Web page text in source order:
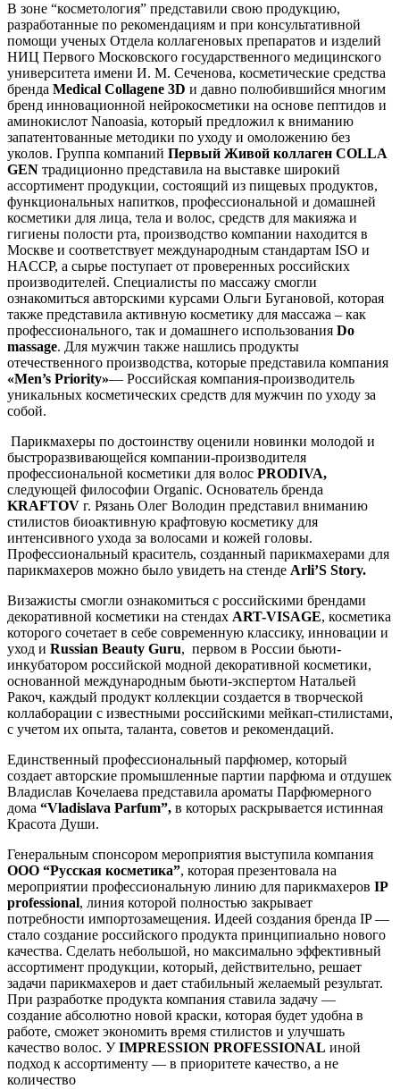
В зоне “косметология” представили свою продукцию,
разработанные по рекомендациям и при консультативной
помощи ученых Отдела коллагеновых препаратов и изделий
НИЦ Первого Московского государственного медицинского
университета имени И. М. Сеченова, косметические средства
бренда Medical Collagene 3D и давно полюбившийся многим
бренд инновационной нейрокосметики на основе пептидов и
аминокислот Nanoasia, который предложил к вниманию
запатентованные методики по уходу и омоложению без
уколов. Группа компаний Первый Живой коллаген COLLA
GEN традиционно представила на выставке широкий
ассортимент продукции, состоящий из пищевых продуктов,
функциональных напитков, профессиональной и домашней
косметики для лица, тела и волос, средств для макияжа и
гигиены полости рта, производство компании находится в
Москве и соответствует международным стандартам ISO и
HACCP, а сырье поступает от проверенных российских
производителей. Специалисты по массажу смогли
ознакомиться авторскими курсами Ольги Бугановой, которая
также представила активную косметику для массажа – как
профессионального, так и домашнего использования Do
massage. Для мужчин также нашлись продукты
отечественного производства, которые представила компания
«Men’s Priority»— Российская компания-производитель
уникальных косметических средств для мужчин по уходу за
собой.
Парикмахеры по достоинству оценили новинки молодой и
быстроразвивающейся компании-производителя
профессиональной косметики для волос PRODIVA,
следующей философии Organic. Основатель бренда
KRAFTOV г. Рязань Олег Володин представил вниманию
стилистов биоактивную крафтовую косметику для
интенсивного ухода за волосами и кожей головы.
Профессиональный краситель, созданный парикмахерами для
парикмахеров можно было увидеть на стенде Arli’S Story.
Визажисты смогли ознакомиться с российскими брендами
декоративной косметики на стендах ART-VISAGE, косметика
которого сочетает в себе современную классику, инновации и
уход и Russian Beauty Guru, первом в России бьюти-
инкубатором российской модной декоративной косметики,
основанной международным бьюти-экспертом Натальей
Ракоч, каждый продукт коллекции создается в творческой
коллаборации с известными российскими мейкап-стилистами,
с учетом их опыта, таланта, советов и рекомендаций.
Единственный профессиональный парфюмер, который
создает авторские промышленные партии парфюма и отдушек
Владислав Кочелаева представила ароматы Парфюмерного
дома “Vladislava Parfum”, в которых раскрывается истинная
Красота Души.
Генеральным спонсором мероприятия выступила компания
ООО “Русская косметика”, которая презентовала на
мероприятии профессиональную линию для парикмахеров IP
professional, линия которой полностью закрывает
потребности импортозамещения. Идеей создания бренда IP —
стало создание российского продукта принципиально нового
качества. Сделать небольшой, но максимально эффективный
ассортимент продукции, который, действительно, решает
задачи парикмахеров и дает стабильный желаемый результат.
При разработке продукта компания ставила задачу —
создание абсолютно новой краски, которая будет удобна в
работе, сможет экономить время стилистов и улучшать
качество волос. УIMPRESSION PROFESSIONAL иной
подход к ассортименту — в приоритете качество, а не
количество